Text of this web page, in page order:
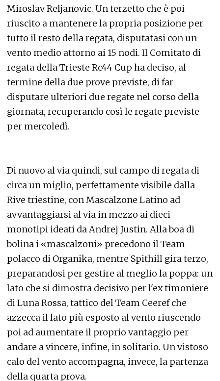
Miroslav Reljanovic. Un terzetto che è poi
riuscito a mantenere la propria posizione per
tutto il resto della regata, disputatasi con un
vento medio attorno ai 15 nodi. Il Comitato di
regata della Trieste Rc44 Cup ha deciso, al
termine della due prove previste, di far
disputare ulteriori due regate nel corso della
giornata, recuperando così le regate previste
per mercoledì.
Di nuovo al via quindi, sul campo di regata di
circa un miglio, perfettamente visibile dalla
Rive triestine, con Mascalzone Latino ad
avvantaggiarsi al via in mezzo ai dieci
monotipi ideati da Andrej Justin. Alla boa di
bolina i «mascalzoni» precedono il Team
polacco di Organika, mentre Spithill gira terzo,
preparandosi per gestire al meglio la poppa: un
lato che si dimostra decisivo per l'ex timoniere
di Luna Rossa, tattico del Team Ceeref che
azzecca il lato più esposto al vento riuscendo
poi ad aumentare il proprio vantaggio per
andare a vincere, infine, in solitario. Un vistoso
calo del vento accompagna, invece, la partenza
della quarta prova.